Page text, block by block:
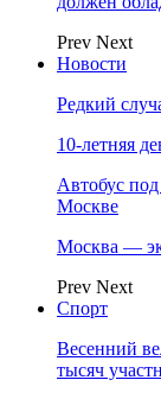
Prev Next
Новости
Редкий
10-летняя
Автобус
Москве
Москва —
Prev Next
Спорт
Весенний
тысяч